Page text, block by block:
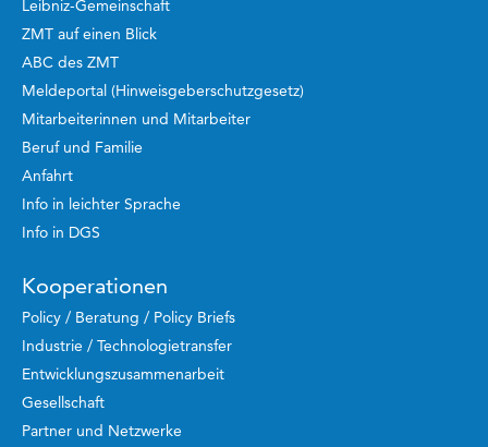
Leibniz-Gemeinschaft
ZMT auf einen Blick
ABC des ZMT
Meldeportal (Hinweisgeberschutzgesetz)
Mitarbeiterinnen und Mitarbeiter
Beruf und Familie
Anfahrt
Info in leichter Sprache
Info in DGS
Kooperationen
Policy / Beratung / Policy Briefs
Industrie / Technologietransfer
Entwicklungszusammenarbeit
Gesellschaft
Partner und Netzwerke